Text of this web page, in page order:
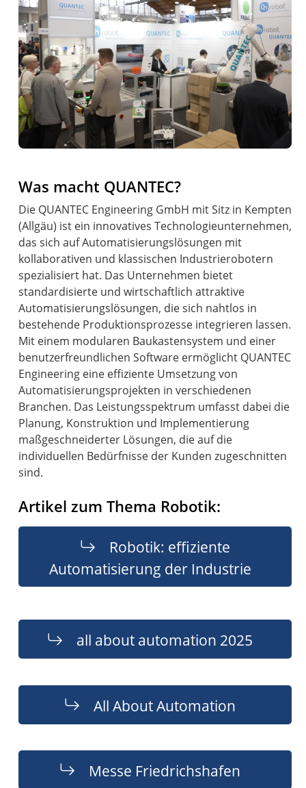
Was macht QUANTEC?
Die QUANTEC Engineering GmbH mit Sitz in Kempten
(Allgäu) ist ein innovatives Technologieunternehmen,
das sich auf Automatisierungslösungen mit
kollaborativen und klassischen Industrierobotern
spezialisiert hat. Das Unternehmen bietet
standardisierte und wirtschaftlich attraktive
Automatisierungslösungen, die sich nahtlos in
bestehende Produktionsprozesse integrieren lassen.
Mit einem modularen Baukastensystem und einer
benutzerfreundlichen Software ermöglicht QUANTEC
Engineering eine effiziente Umsetzung von
Automatisierungsprojekten in verschiedenen
Branchen. Das Leistungsspektrum umfasst dabei die
Planung, Konstruktion und Implementierung
maßgeschneiderter Lösungen, die auf die
individuellen Bedürfnisse der Kunden zugeschnitten
sind.
Artikel zum Thema Robotik:
Robotik: effiziente
Automatisierung der Industrie
all about automation 2025
All About Automation
Messe Friedrichshafen